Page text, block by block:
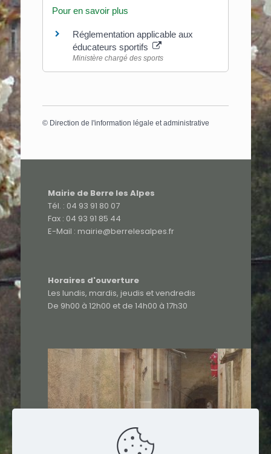
Pour en savoir plus
Réglementation applicable aux
éducateurs sportifs
Ministère chargé des sports
© Direction de l'information légale et administrative
Mairie de Berre les Alpes
Tél. : 04 93 91 80 07
Fax : 04 93 91 85 44
E-Mail : mairie@berrelesalpes.fr
Horaires d'ouverture
Les lundis, mardis, jeudis et vendredis
De 9h00 à 12h00 et de 14h00 à 17h30